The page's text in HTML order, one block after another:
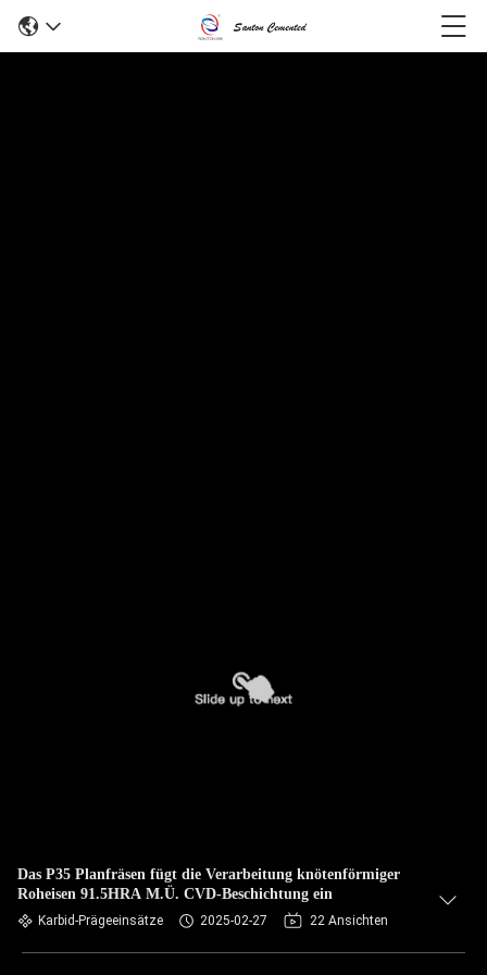
Das P35 Planfräsen fügt die Verarbeitung knötenförmiger
Roheisen 91.5HRA M.Ü. CVD-Beschichtung ein
Karbid-Prägeeinsätze 2025-02-27 22 Ansichten